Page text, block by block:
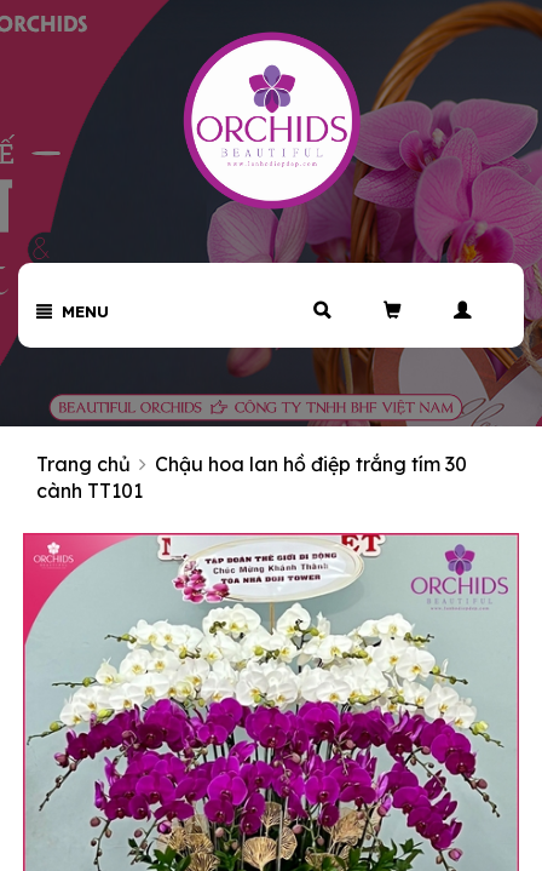
MENU
Trang chủ
Chậu hoa lan hồ điệp trắng tím 30
cành TT101